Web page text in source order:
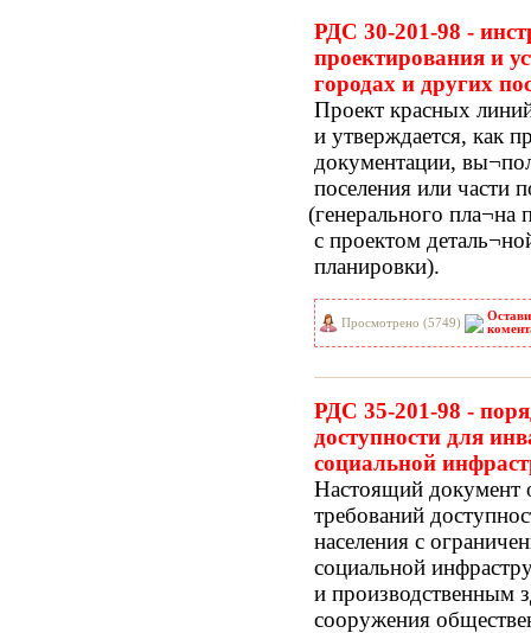
РДС 30-201-98 -
проектирования и
городах и других
Проект красных линий
и утверждается, как
документации,
поселения или части
(генерального пла¬на
с проектом
планировки).
Просмотрено (5749)
РДС 35-201-98 -
доступности для
социальной
Настоящий документ
требований
населения с
социальной
и производственным
сооружения